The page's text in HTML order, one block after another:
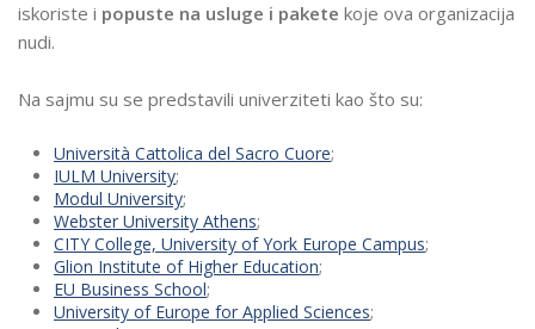
iskoriste i popuste na usluge i pakete koje ova organizacija
nudi.
Na sajmu su se predstavili univerziteti kao što su:
Università Cattolica del Sacro Cuore;
IULM University;
Modul University;
Webster University Athens;
CITY College, University of York Europe Campus;
Glion Institute of Higher Education;
EU Business School;
University of Europe for Applied Sciences;